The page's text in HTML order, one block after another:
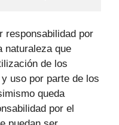
responsabilidad por
naturaleza que
de los
uso por parte de los
queda
por el